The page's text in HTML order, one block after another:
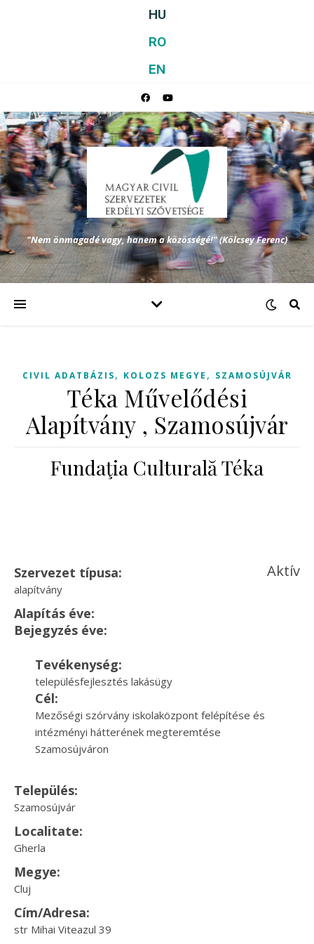
HU
RO
EN
"Nem önmagadé vagy, hanem a közösségé!" (Kölcsey Ferenc)
CIVIL ADATBÁZIS, KOLOZS MEGYE , SZAMOSÚJVÁR
Téka Művelődési
Alapítvány , Szamosújvár
Fundaţia Culturală Téka
Szervezet típusa:
alapítvány
Aktív
Alapítás éve:
Bejegyzés éve:
Tevékenység:
településfejlesztés lakásügy
Cél:
Mezőségi szórvány iskolaközpont felépítése és
intézményi hátterének megteremtése
Szamosújváron
Település:
Szamosújvár
Localitate:
Gherla
Megye:
Cluj
Cím/Adresa:
str Mihai Viteazul 39